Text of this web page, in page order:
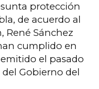
protección
de acuerdo al
René Sánchez
cumplido en
el pasado
Gobierno del